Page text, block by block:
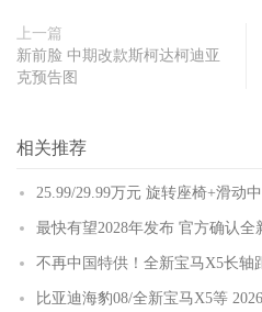
上一篇
新前脸 中期改款斯柯达柯迪亚
克预告图
相关推荐
25.99/29.99万元 旋转座椅+滑动
最快有望2028年发布 官方确认
不再中国特供！全新宝马X5长轴
比亚迪海豹08/全新宝马X5等